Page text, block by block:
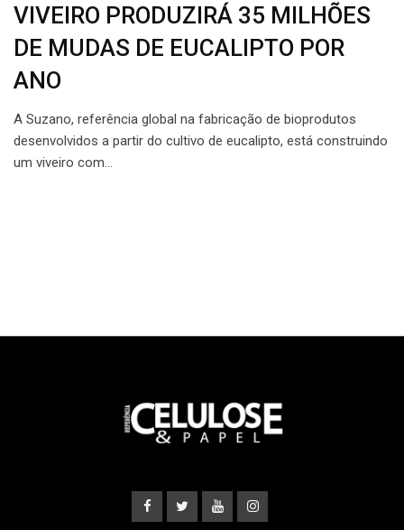
VIVEIRO PRODUZIRÁ 35 MILHÕES
DE MUDAS DE EUCALIPTO POR
ANO
A Suzano, referência global na fabricação de bioprodutos
desenvolvidos a partir do cultivo de eucalipto, está construindo
um viveiro com…